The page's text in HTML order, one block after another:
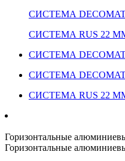
СИСТЕМА
СИСТЕМА RUS 22
СИСТЕМА
СИСТЕМА
СИСТЕМА RUS 22
Горизонтальные
Горизонтальные